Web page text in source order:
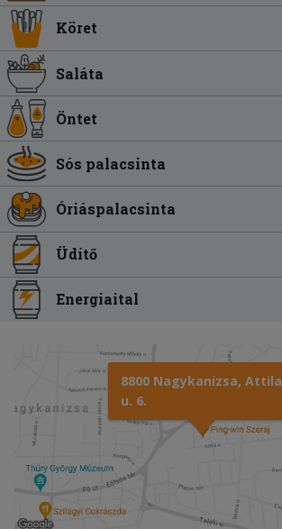
Köret
Saláta
Öntet
Sós palacsinta
Óriáspalacsinta
Üdítő
Energiaital
8800 Nagykanizsa, Attila
u. 6.